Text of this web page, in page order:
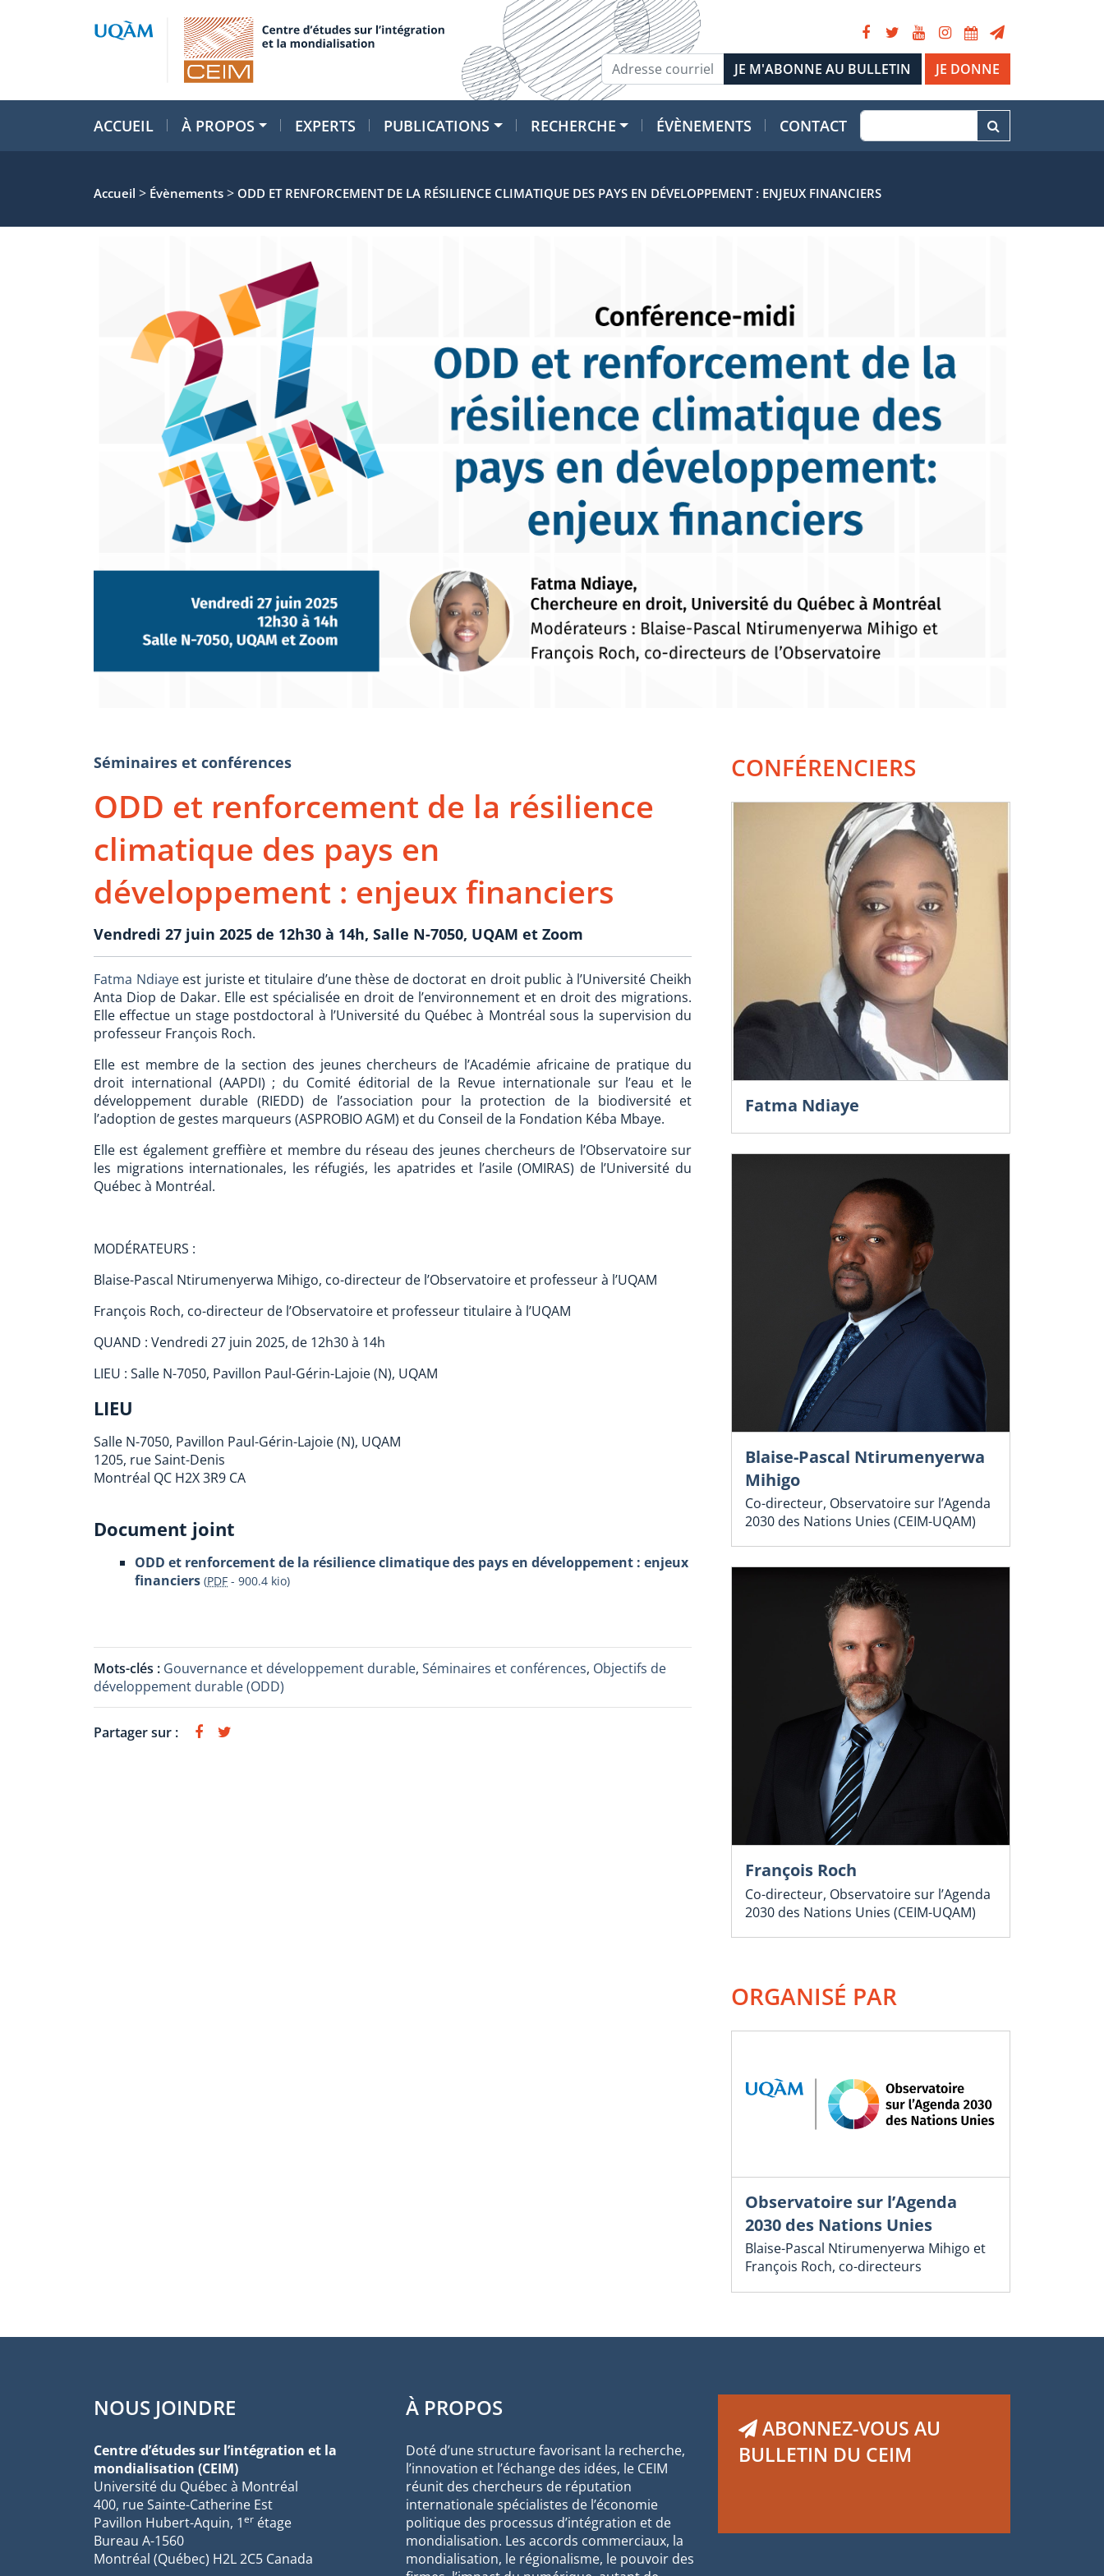
JE DONNE
ACCUEIL À PROPOS EXPERTS PUBLICATIONS RECHERCHE ÉVÈNEMENTS CONTACT
Accueil > Évènements > ODD ET RENFORCEMENT DE LA RÉSILIENCE CLIMATIQUE DES PAYS EN DÉVELOPPEMENT : ENJEUX FINANCIERS
Séminaires et conférences
ODD et renforcement de la résilience
climatique des pays en
développement : enjeux financiers
Vendredi 27 juin 2025 de 12h30 à 14h, Salle N-7050, UQAM et Zoom
Fatma Ndiayeest juriste et titulaire d’une thèse de doctorat en droit public à l’Université Cheikh
Anta Diop de Dakar. Elle est spécialisée en droit de l’environnement et en droit des migrations.
Elle effectue un stage postdoctoral à l’Université du Québec à Montréal sous la supervision du
professeur François Roch.
Elle est membre de la section des jeunes chercheurs de l’Académie africaine de pratique du
droit international (AAPDI) ; du Comité éditorial de la Revue internationale sur l’eau et le
développement durable (RIEDD) de l’association pour la protection de la biodiversité et
l’adoption de gestes marqueurs (ASPROBIO AGM) et du Conseil de la Fondation Kéba Mbaye.
Elle est également greffière et membre du réseau des jeunes chercheurs de l’Observatoire sur
les migrations internationales, les réfugiés, les apatrides et l’asile (OMIRAS) de l’Université du
Québec à Montréal.
MODÉRATEURS :
Blaise-Pascal Ntirumenyerwa Mihigo, co-directeur de l’Observatoire et professeur à l’UQAM
François Roch, co-directeur de l’Observatoire et professeur titulaire à l’UQAM
QUAND : Vendredi 27 juin 2025, de 12h30 à 14h
LIEU : Salle N-7050, Pavillon Paul-Gérin-Lajoie (N), UQAM
LIEU
Salle N-7050, Pavillon Paul-Gérin-Lajoie (N), UQAM
1205, rue Saint-Denis
Montréal QC H2X 3R9 CA
Document joint
ODD et renforcement de la résilience climatique des pays en développement : enjeux
financiers (PDF - 900.4 kio)
Mots-clés : Gouvernance et développement durable, Séminaires et conférences, Objectifs de
développement durable (ODD)
Partager sur :
CONFÉRENCIERS
Fatma Ndiaye
Blaise-Pascal Ntirumenyerwa
Mihigo
Co-directeur, Observatoire sur l’Agenda
2030 des Nations Unies (CEIM-UQAM)
François Roch
Co-directeur, Observatoire sur l’Agenda
2030 des Nations Unies (CEIM-UQAM)
ORGANISÉ PAR
Observatoire sur l’Agenda
2030 des Nations Unies
Blaise-Pascal Ntirumenyerwa Mihigo et
François Roch, co-directeurs
NOUS JOINDRE
Centre d’études sur l’intégration et la
mondialisation (CEIM)
Université du Québec à Montréal
400, rue Sainte-Catherine Est
Pavillon Hubert-Aquin, 1er étage
Bureau A-1560
Montréal (Québec) H2L 2C5 Canada
À PROPOS
Doté d’une structure favorisant la recherche,
l’innovation et l’échange des idées, le CEIM
réunit des chercheurs de réputation
internationale spécialistes de l’économie
politique des processus d’intégration et de
mondialisation. Les accords commerciaux, la
mondialisation, le régionalisme, le pouvoir des
ABONNEZ-VOUS AU
BULLETIN DU CEIM